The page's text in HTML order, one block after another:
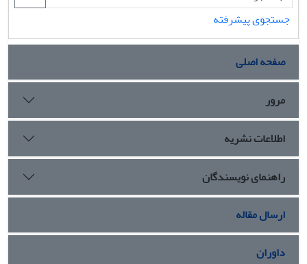
جستجوی پیشرفته
صفحه اصلی
مرور
اطلاعات نشریه
راهنمای نویسندگان
ارسال مقاله
داوران